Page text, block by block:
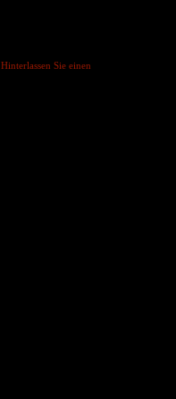
Hinterlassen Sie einen